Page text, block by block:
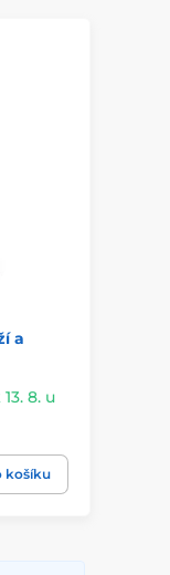
a
8. u
košíku